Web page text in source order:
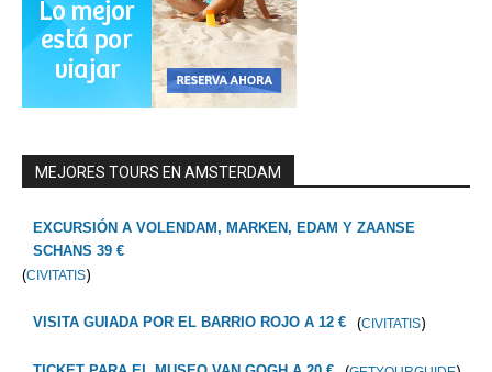
MEJORES TOURS EN AMSTERDAM
EXCURSIÓN A VOLENDAM, MARKEN, EDAM Y ZAANSE
SCHANS 39 €
(CIVITATIS)
VISITA GUIADA POR EL BARRIO ROJO A 12 € (CIVITATIS)